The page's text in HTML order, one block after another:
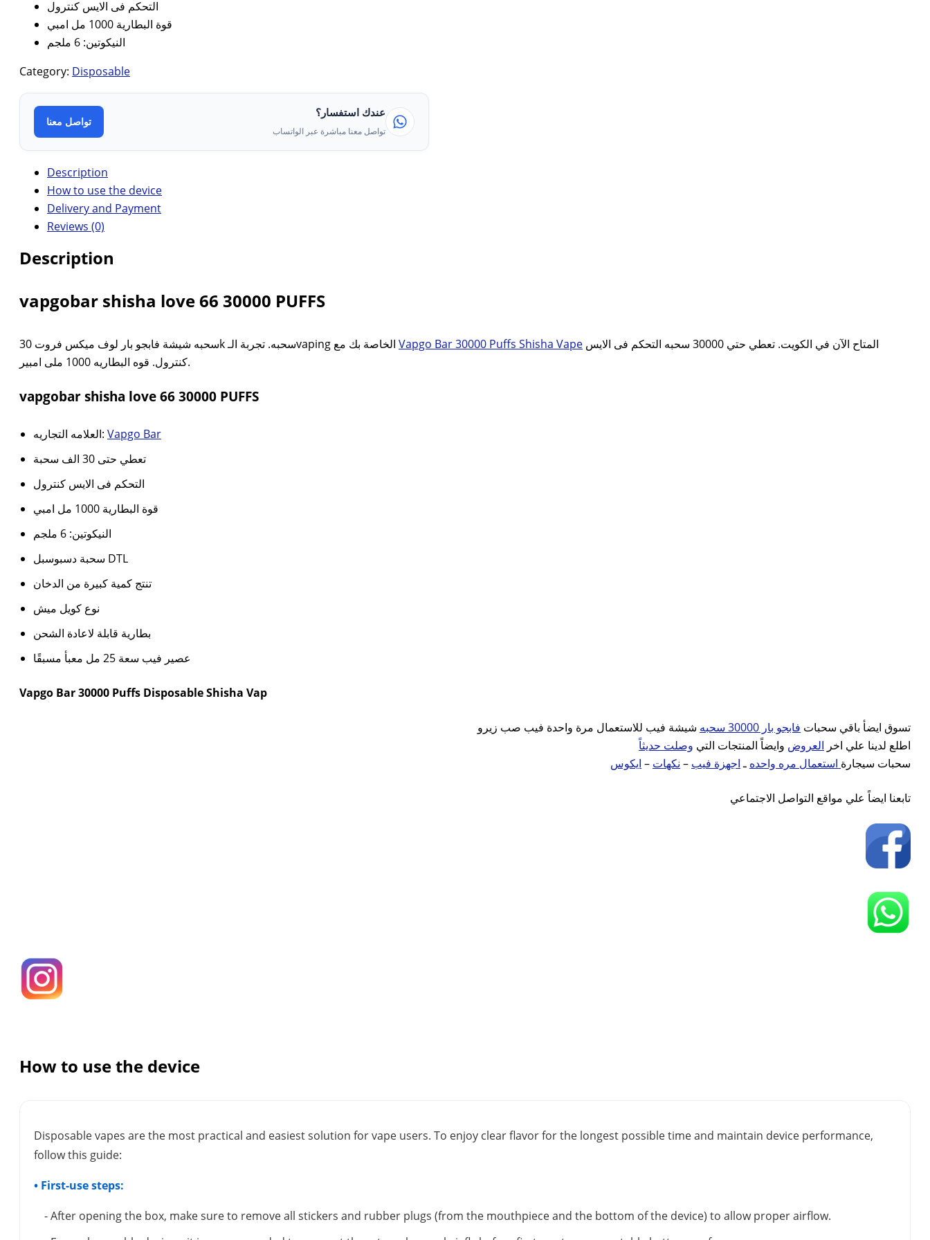
التحكم فى الايس كنترول
قوة البطارية 1000 مل امبي
النيكوتين: 6 ملجم
Category: Disposable
عندك استفسار؟
تواصل معنا مباشرة عبر الواتساب
تواصل معنا
Description
How to use the device
Delivery and Payment
Reviews (0)
Description
vapgobar shisha love 66 30000 PUFFS
Vapgo Bar 30000 Puffs Shisha Vape
كنترول. قوه البطاريه 1000 ملى امبير.
vapgobar shisha love 66 30000 PUFFS
العلامه التجاريه: Vapgo Bar
تعطي حتى 30 الف سحبة
التحكم فى الايس كنترول
قوة البطارية 1000 مل امبي
النيكوتين: 6 ملجم
سحبة دسبوسبل DTL
تنتج كمية كبيرة من الدخان
نوع كويل ميش
بطارية قابلة لاعادة الشحن
عصير فيب سعة 25 مل معبأ مسبقًا
Vapgo Bar 30000 Puffs Disposable Shisha Vap
تسوق ايضأ باقي سحبات فابجو بار 30000 سحبه
شيشة فيب للاستعمال مرة واحدة فيب صب زيرو
اطلع لدينا علي اخر العروض وايضاً المنتجات التي وصلت حديثاً
سحبات سيجارة استعمال مره واحده ـاجهزة فيب – نكهات – ايكوس
تابعنا ايضاً علي مواقع التواصل الاجتماعي
How to use the device
Disposable vapes are the most practical and easiest solution for vape users. To enjoy clear flavor for the longest possible time and maintain device performance,
follow this guide:
• First-use steps:
- After opening the box, make sure to remove all stickers and rubber plugs (from the mouthpiece and the bottom of the device) to allow proper airflow.